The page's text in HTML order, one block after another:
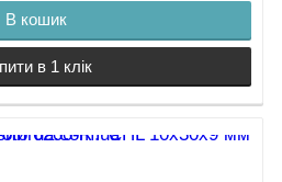
В кошик
в 1 клік